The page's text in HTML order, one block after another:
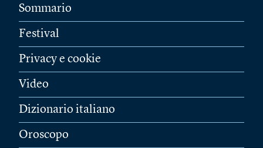
Sommario
Festival
Privacy e cookie
Video
Dizionario italiano
Oroscopo